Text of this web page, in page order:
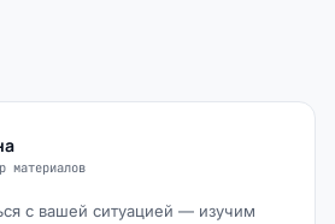
материалов
с вашей ситуацией — изучим